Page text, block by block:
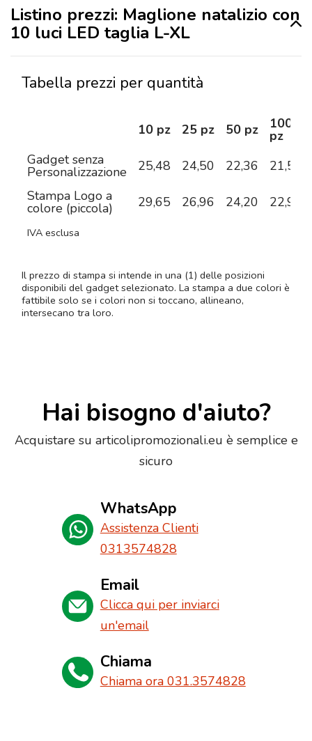
Listino prezzi: Maglione natalizio con
10 luci LED taglia L-XL
Tabella prezzi per quantità
10 pz 25 pz 50 pz 100
pz
Gadget senza
Personalizzazione 25,48 24,50 22,36
21,54
Stampa Logo a
colore (piccola) 29,65 26,96 24,20 22,98
IVA esclusa
Il prezzo di stampa si intende in una (1) delle posizioni
disponibili del gadget selezionato. La stampa a due colori è
fattibile solo se i colori non si toccano, allineano,
intersecano tra loro.
Hai bisogno d'aiuto?
Acquistare su articolipromozionali.eu è semplice e
sicuro
WhatsApp
Assistenza Clienti
0313574828
Email
Clicca qui per inviarci
un'email
Chiama
Chiama ora 031.3574828